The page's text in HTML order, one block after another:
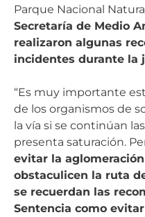
Parque Nacional
Secretaría de Medio
realizaron algunas
incidentes durante la
“Es muy importante
de los organismos de
la vía si se continúan
presenta saturación.
evitar la
obstaculicen la ruta
se recuerdan las
Sentencia como